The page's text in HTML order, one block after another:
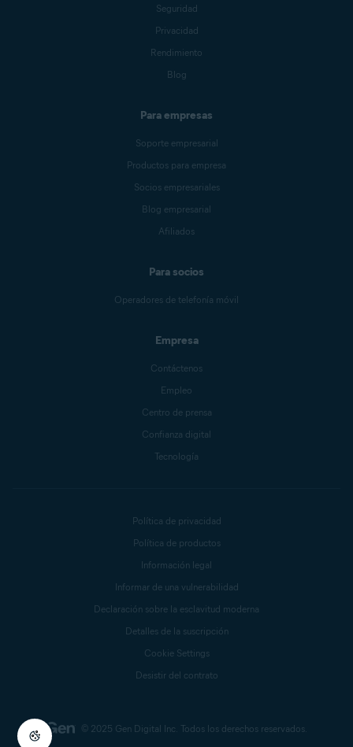
Seguridad
Privacidad
Rendimiento
Blog
Para empresas
Soporte empresarial
Productos para empresa
Socios empresariales
Blog empresarial
Afiliados
Para socios
Operadores de telefonía móvil
Empresa
Contáctenos
Empleo
Centro de prensa
Confianza digital
Tecnología
© 2025 Gen Digital Inc. Todos los derechos reservados.
Política de privacidad
Política de productos
Información legal
Informar de una vulnerabilidad
Declaración sobre la esclavitud moderna
Detalles de la suscripción
Cookie Settings
Desistir del contrato